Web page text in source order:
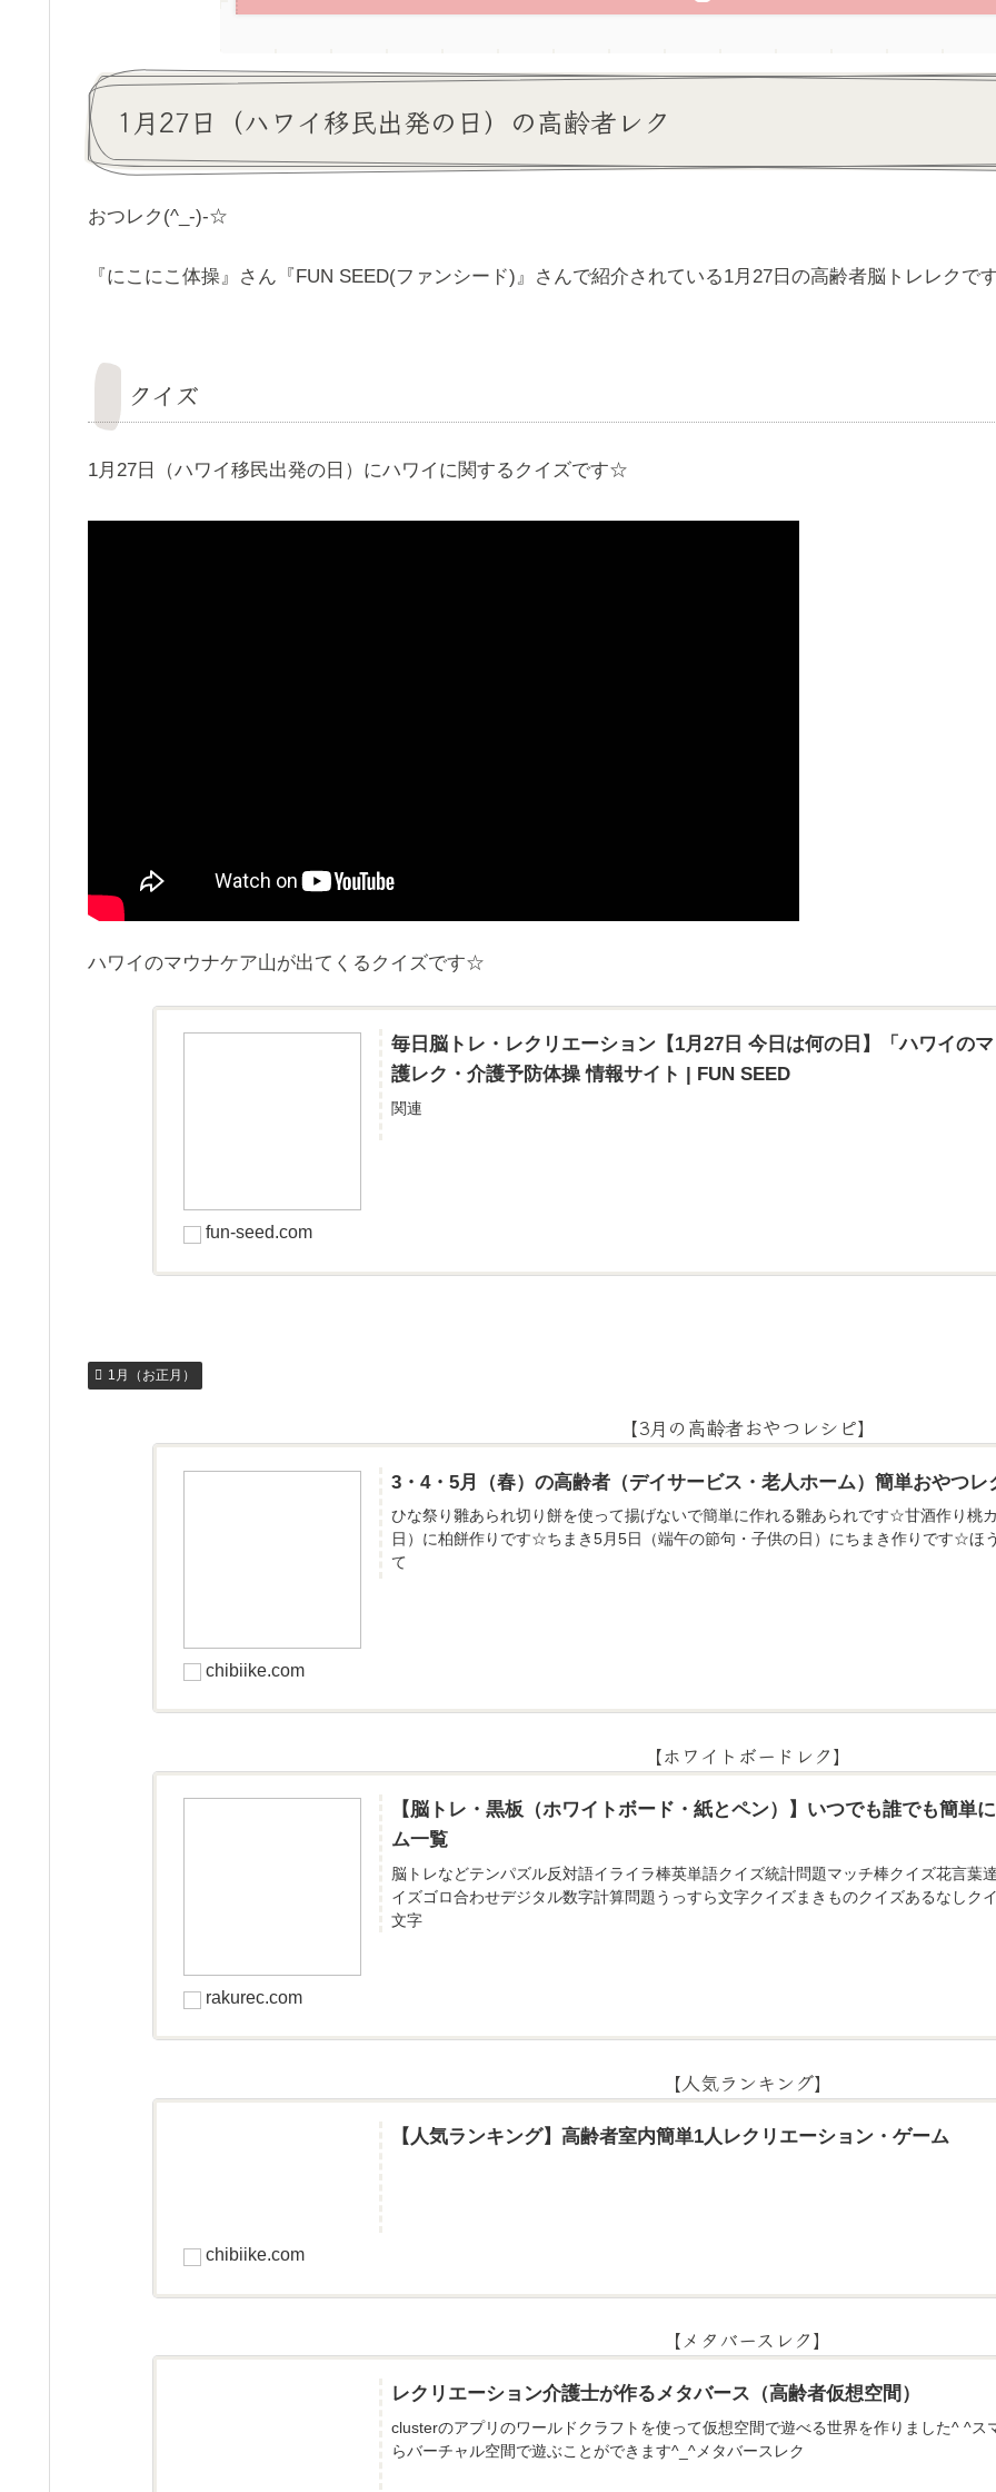
1月27日（ハワイ移民出発の日）の高齢者レク
おつレク(^_-)-☆
『にこにこ体操』さん『FUN SEED(ファンシード)』さんで紹介されている1月27日の高齢者脳トレレクで
クイズ
1月27日（ハワイ移民出発の日）にハワイに関するクイズです☆
ハワイのマウナケア山が出てくるクイズです☆
毎日脳トレ・レクリエーション【1月27日 今日は何の日】「ハワイの
護レク・介護予防体操 情報サイト | FUN SEED
関連
fun-seed.com
1月（お正月）
【3月の高齢者おやつレシピ】
3・4・5月（春）の高齢者（デイサービス・老人ホーム）簡単おやつレ
ひな祭り雛あられ切り餅を使って揚げないで簡単に作れる雛あられです☆甘酒作り桃
日）に柏餅作りです☆ちまき5月5日（端午の節句・子供の日）にちまき作りです☆ほ
て
chibiike.com
【ホワイトボードレク】
【脳トレ・黒板（ホワイトボード・紙とペン）】いつでも誰でも簡単
ム一覧
脳トレなどテンパズル反対語イライラ棒英単語クイズ統計問題マッチ棒クイズ花言葉
イズゴロ合わせデジタル数字計算問題うっすら文字クイズまきものクイズあるなしク
文字
rakurec.com
【人気ランキング】
【人気ランキング】高齢者室内簡単1人レクリエーション・ゲーム
chibiike.com
【メタバースレク】
レクリエーション介護士が作るメタバース（高齢者仮想空間）
clusterのアプリのワールドクラフトを使って仮想空間で遊べる世界を作りました^ ^
らバーチャル空間で遊ぶことができます^_^メタバースレク